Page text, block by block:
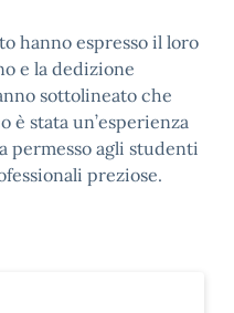
hanno espresso il loro
e la dedizione
sottolineato che
è stata un’esperienza
permesso agli studenti
preziose.